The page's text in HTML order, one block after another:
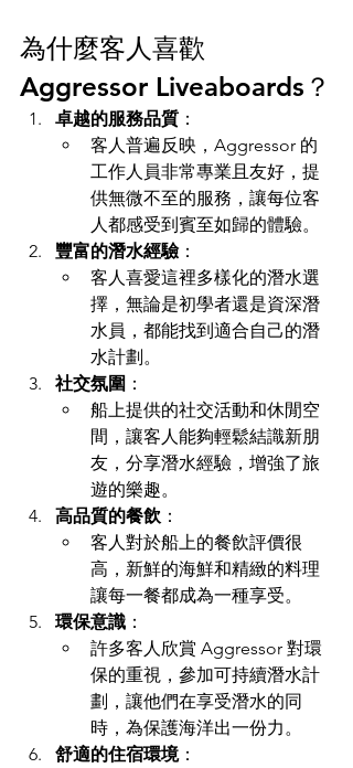
為什麼客人喜歡
Aggressor Liveaboards？
卓越的服務品質 ：
客人普遍反映，Aggressor 的
工作人員非常專業且友好，提
供無微不至的服務，讓每位客
人都感受到賓至如歸的體驗。
豐富的潛水經驗：
客人喜愛這裡多樣化的潛水選
擇，無論是初學者還是資深潛
水員，都能找到適合自己的潛
水計劃。
社交氛圍 ：
船上提供的社交活動和休閒空
間，讓客人能夠輕鬆結識新朋
友，分享潛水經驗，增強了旅
遊的樂趣。
高品質的餐飲 ：
客人對於船上的餐飲評價很
高，新鮮的海鮮和精緻的料理
讓每一餐都成為一種享受。
環保意識 ：
許多客人欣賞 Aggressor 對環
保的重視，參加可持續潛水計
劃，讓他們在享受潛水的同
時，為保護海洋出一份力。
舒適的住宿環境：